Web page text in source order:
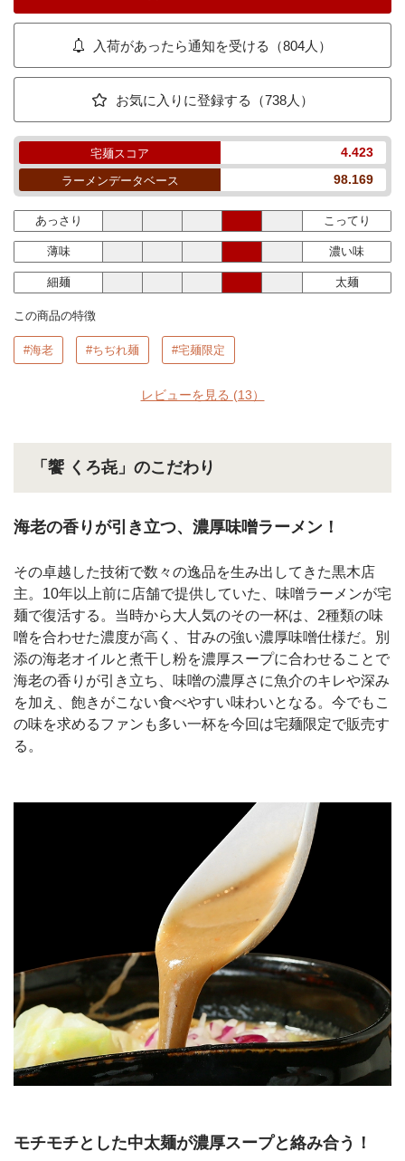
入荷があったら通知を受ける（804人）
お気に入りに登録する（738人）
宅麺スコア 4.423
ラーメンデータベース 98.169
あっさり こってり
薄味 濃い味
細麺 太麺
この商品の特徴
#海老 #ちぢれ麺 #宅麺限定
レビューを見る (13）
「饗 くろ㐂」のこだわり
海老の香りが引き立つ、濃厚味噌ラーメン！
その卓越した技術で数々の逸品を生み出してきた黒木店
主。10年以上前に店舗で提供していた、味噌ラーメンが宅
麺で復活する。当時から大人気のその一杯は、2種類の味
噌を合わせた濃度が高く、甘みの強い濃厚味噌仕様だ。別
添の海老オイルと煮干し粉を濃厚スープに合わせることで
海老の香りが引き立ち、味噌の濃厚さに魚介のキレや深み
を加え、飽きがこない食べやすい味わいとなる。今でもこ
の味を求めるファンも多い一杯を今回は宅麺限定で販売す
る。
モチモチとした中太麺が濃厚スープと絡み合う！